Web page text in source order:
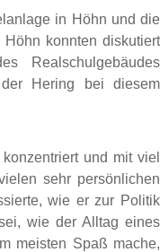
in Höhn und die
konnten diskutiert
Realschulgebäudes
Hering bei diesem
und mit viel
sehr persönlichen
wie er zur Politik
wie der Alltag eines
meisten Spaß mache,